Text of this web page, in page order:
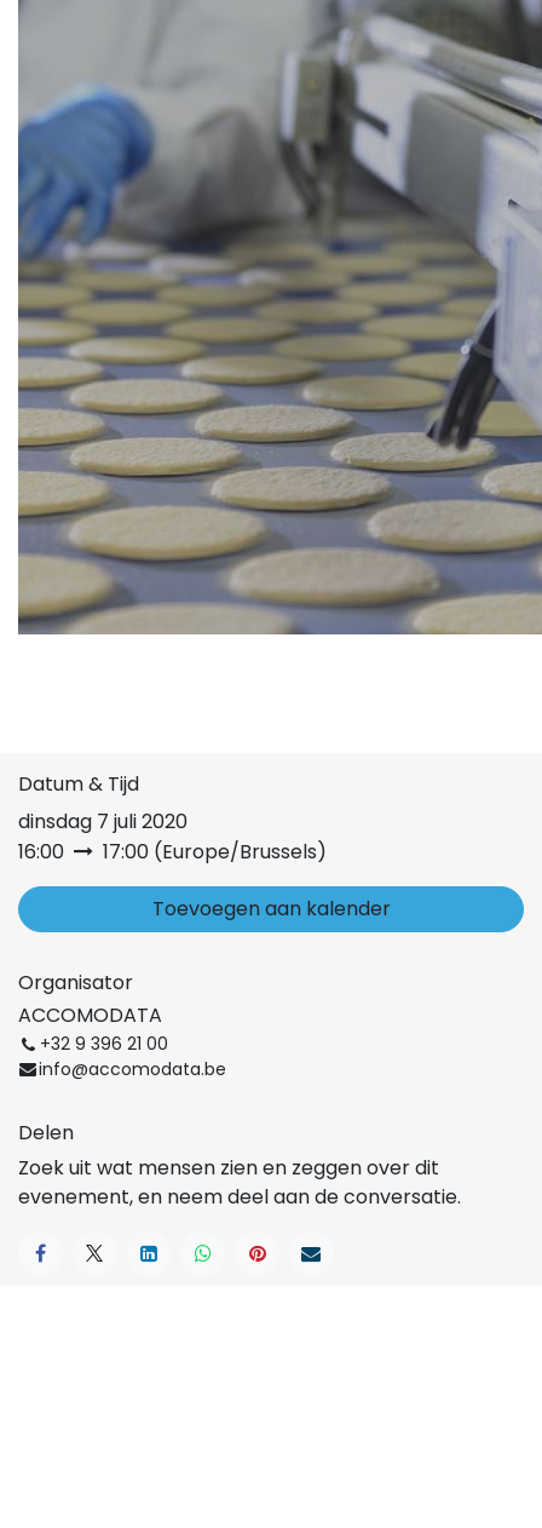
Datum & Tijd
dinsdag 7 juli 2020
16:00
17:00 (Europe/Brussels)
Toevoegen aan kalender
Organisator
ACCOMODATA
+32 9 396 21 00
info@accomodata.be
Delen
Zoek uit wat mensen zien en zeggen over dit
evenement, en neem deel aan de conversatie.